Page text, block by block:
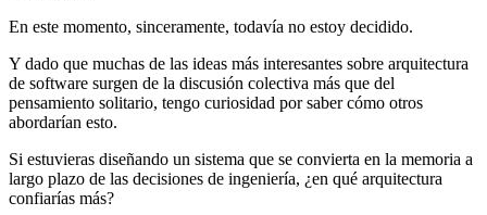
En este momento, sinceramente, todavía no estoy decidido.
Y dado que muchas de las ideas más interesantes sobre arquitectura
de software surgen de la discusión colectiva más que del
pensamiento solitario, tengo curiosidad por saber cómo otros
abordarían esto.
Si estuvieras diseñando un sistema que se convierta en la memoria a
largo plazo de las decisiones de ingeniería, ¿en qué arquitectura
confiarías más?